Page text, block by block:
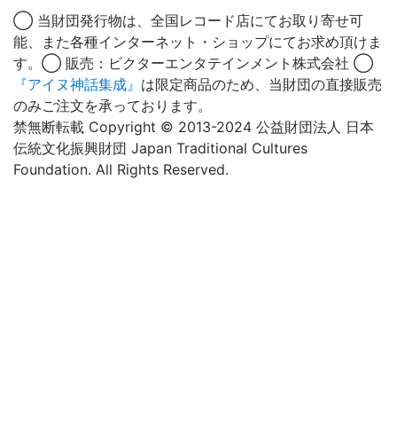
◯ 当財団発行物は、全国レコード店にてお取り寄せ可
能、また各種インターネット・ショップにてお求め頂けま
す。◯ 販売：ビクターエンタテインメント株式会社 ◯
『アイヌ神話集成』 は限定商品のため、当財団の直接販売
のみご注文を承っております。
禁無断転載 Copyright © 2013-2024 公益財団法人 日本
伝統文化振興財団 Japan Traditional Cultures
Foundation. All Rights Reserved.